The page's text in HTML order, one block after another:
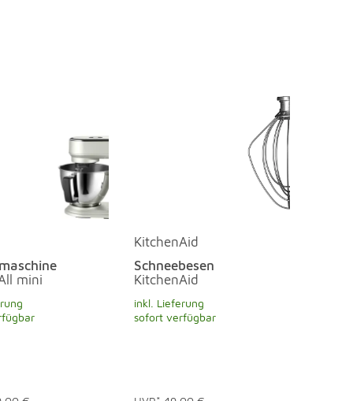
mini
KitchenAid
Schneebesen
KitchenAid
inkl. Lieferung
sofort verfügbar